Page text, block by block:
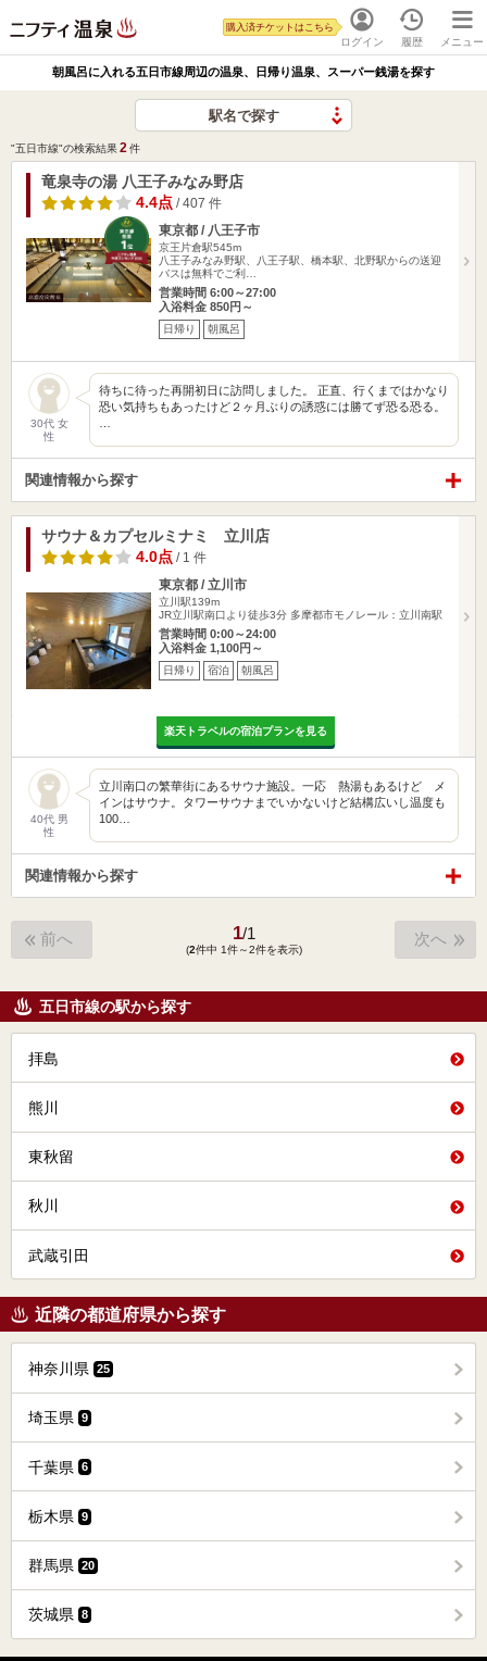
ログイン
購入済チケットはこちら
履歴 メニュー
朝風呂に入れる五日市線周辺の温泉、日帰り温泉、スーパー銭湯を探す
駅名で探す
"五日市線"の検索結果2 件
竜泉寺の湯 八王子みなみ野店
4.4点 / 407 件
東京都 / 八王子市
京王片倉駅545m
八王子みなみ野駅、八王子駅、橋本駅、北野駅からの送迎
バスは無料でご利…
営業時間 6:00～27:00
入浴料金 850円～
日帰り 朝風呂
30代 女
性
待ちに待った再開初日に訪問しました。 正直、行くまではかなり
恐い気持ちもあったけど２ヶ月ぶりの誘惑には勝てず恐る恐る。
関連情報から探す
サウナ＆カプセルミナミ 立川店
4.0点 / 1 件
東京都 / 立川市
立川駅139m
JR立川駅南口より徒歩3分 多摩都市モノレール：立川南駅
営業時間 0:00～24:00
入浴料金 1,100円～
日帰り 宿泊 朝風呂
楽天トラベルの宿泊プランを見る
40代 男
性
立川南口の繁華街にあるサウナ施設。一応 熱湯もあるけど メ
インはサウナ。タワーサウナまでいかないけど結構広いし温度も
100…
関連情報から探す
前へ 1/1
(2件中 1件～2件を表示)
次へ
五日市線の駅から探す
拝島
熊川
東秋留
秋川
武蔵引田
近隣の都道府県から探す
神奈川県 25
埼玉県 9
千葉県 6
栃木県 9
群馬県 20
茨城県 8